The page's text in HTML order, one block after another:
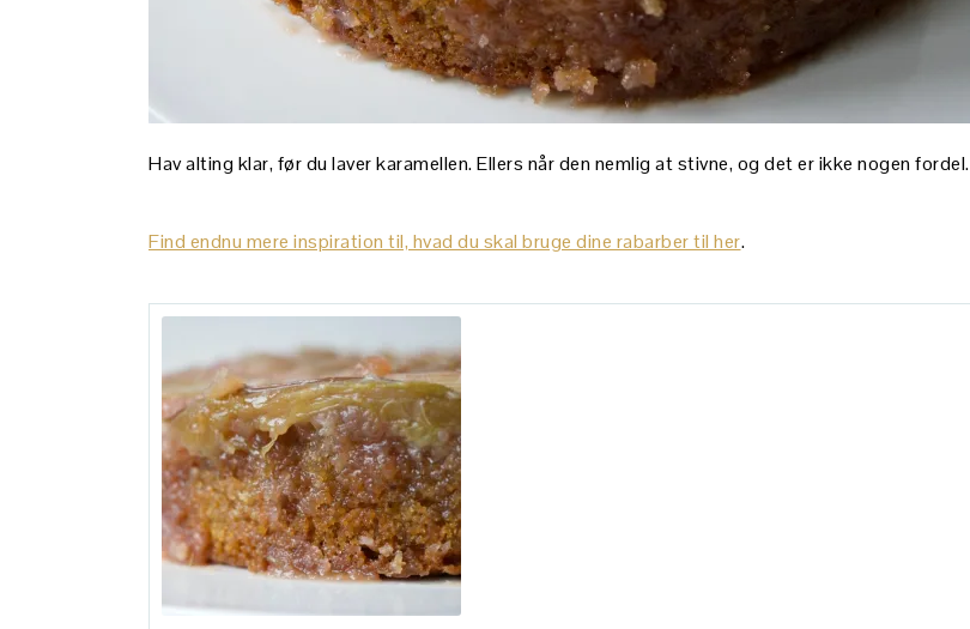
Hav alting klar, før du laver karamellen. Ellers når den nemlig at stivne, og det er ikke nogen fordel.
Find endnu mere inspiration til, hvad du skal bruge dine rabarber til her.